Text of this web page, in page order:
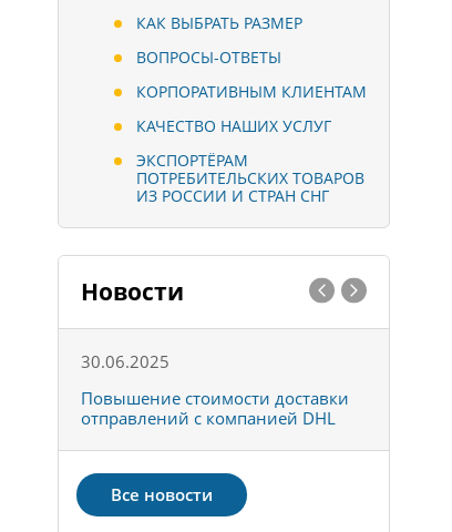
КАК ВЫБРАТЬ РАЗМЕР
ВОПРОСЫ-ОТВЕТЫ
КОРПОРАТИВНЫМ КЛИЕНТАМ
КАЧЕСТВО НАШИХ УСЛУГ
ЭКСПОРТЁРАМ
ПОТРЕБИТЕЛЬСКИХ ТОВАРОВ
ИЗ РОССИИ И СТРАН СНГ
Новости
30.06.2025
Повышение стоимости доставки
отправлений с компанией DHL
Все новости